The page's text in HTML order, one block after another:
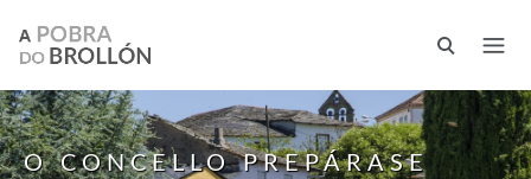
O CONCELLO PREPÁRASE